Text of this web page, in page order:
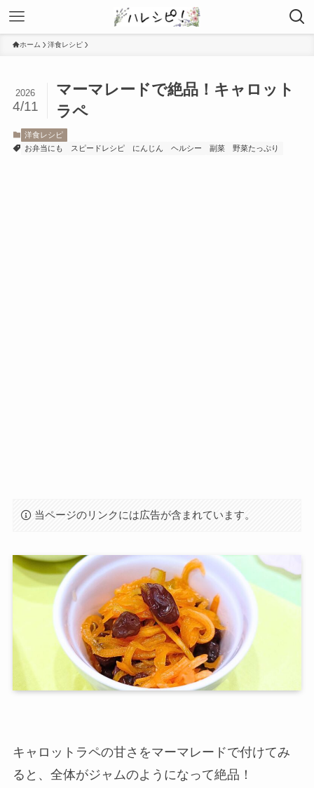
ホーム 洋食レシピ
マーマレードで絶品！キャロット
ラペ
2026
4/11
洋食レシピ
お弁当にも
スピードレシピ にんじん ヘルシー 副菜 野菜たっぷり
当ページのリンクには広告が含まれています。
キャロットラペの甘さをマーマレードで付けてみ
ると、全体がジャムのようになって絶品！